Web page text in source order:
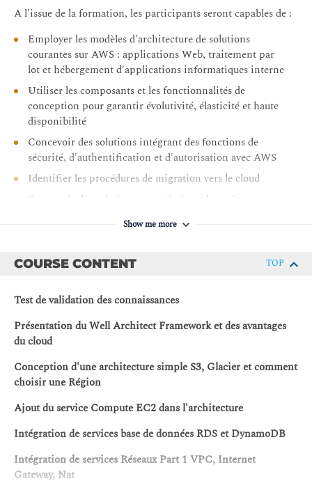
A l'issue de la formation, les participants seront capables de :
Employer les modèles d'architecture de solutions
courantes sur AWS : applications Web, traitement par
lot et hébergement d'applications informatiques interne
Utiliser les composants et les fonctionnalités de
conception pour garantir évolutivité, élasticité et haute
disponibilité
Concevoir des solutions intégrant des fonctions de
sécurité, d'authentification et d'autorisation avec AWS
Identifier les procédures de migration vers le cloud
Concevoir des solutions en optimisant les coûts
Show me more
COURSE CONTENT TOP
Test de validation des connaissances
Présentation du Well Architect Framework et des avantages
du cloud
Conception d'une architecture simple S3, Glacier et comment
choisir une Région
Ajout du service Compute EC2 dans l'architecture
Intégration de services base de données RDS et DynamoDB
Intégration de services Réseaux Part 1 VPC, Internet
Gateway, Nat